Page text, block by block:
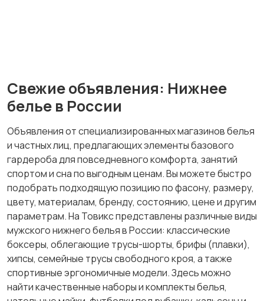
Другое
Свежие объявления: Нижнее
белье в России
Объявления от специализированных магазинов белья
и частных лиц, предлагающих элементы базового
гардероба для повседневного комфорта, занятий
спортом и сна по выгодным ценам. Вы можете быстро
подобрать подходящую позицию по фасону, размеру,
цвету, материалам, бренду, состоянию, цене и другим
параметрам. На Товикс представлены различные виды
мужского нижнего белья в России: классические
боксеры, облегающие трусы-шорты, брифы (плавки),
хипсы, семейные трусы свободного кроя, а также
спортивные эргономичные модели. Здесь можно
найти качественные наборы и комплекты белья,